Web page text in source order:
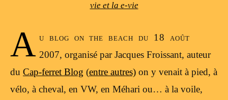
vie et la e-vie
A u blog on the beach du 18 août
2007, organisé par Jacques Froissant, auteur
du Cap-ferret Blog (entre autres) on y venait à pied, à
vélo, à cheval, en VW, en Méhari ou… à la voile,